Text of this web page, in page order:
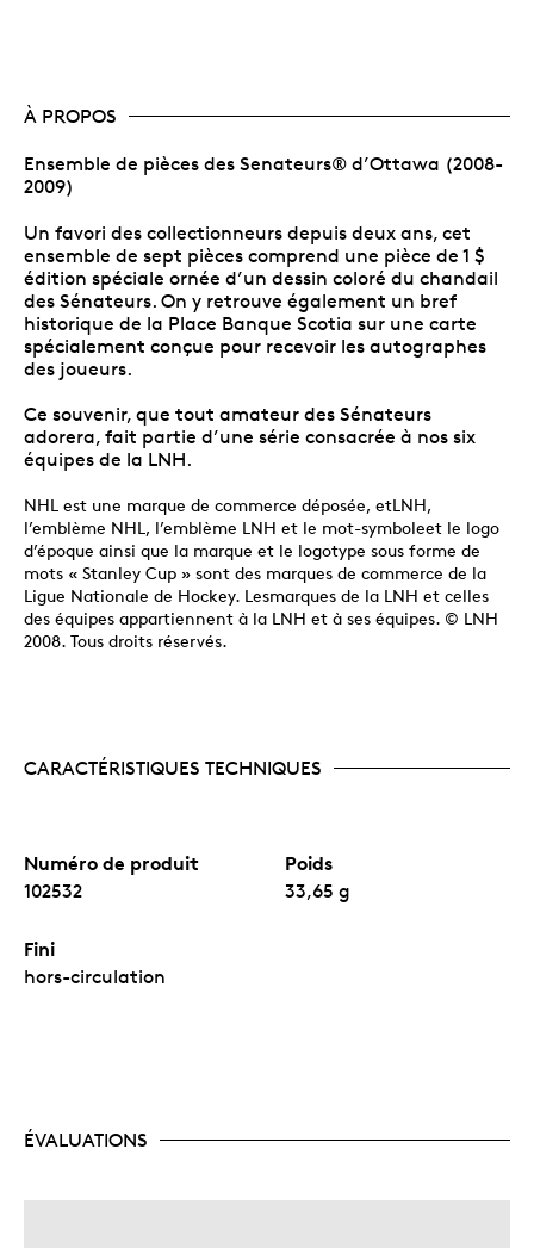
À PROPOS
Ensemble de pièces des Senateurs® d’Ottawa (2008-
2009)
Un favori des collectionneurs depuis deux ans, cet
ensemble de sept pièces comprend une pièce de 1 $
édition spéciale ornée d’un dessin coloré du chandail
des Sénateurs. On y retrouve également un bref
historique de la Place Banque Scotia sur une carte
spécialement conçue pour recevoir les autographes
des joueurs.
Ce souvenir, que tout amateur des Sénateurs
adorera, fait partie d’une série consacrée à nos six
équipes de la LNH.
NHL est une marque de commerce déposée, etLNH,
l’emblème NHL, l’emblème LNH et le mot-symboleet le logo
d’époque ainsi que la marque et le logotype sous forme de
mots « Stanley Cup » sont des marques de commerce de la
Ligue Nationale de Hockey. Lesmarques de la LNH et celles
des équipes appartiennent à la LNH et à ses équipes. © LNH
2008. Tous droits réservés.
CARACTÉRISTIQUES TECHNIQUES
Numéro de produit
102532
Poids
33,65 g
Fini
hors-circulation
ÉVALUATIONS